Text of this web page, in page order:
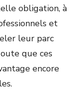
obligation, à
et
leur parc
que ces
encore